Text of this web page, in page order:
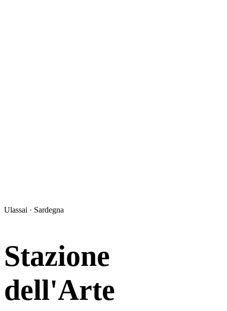
Ulassai · Sardegna
Stazione
dell'Arte